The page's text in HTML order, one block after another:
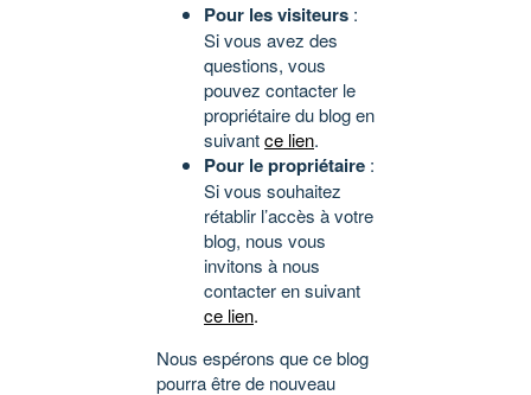
Pour les visiteurs :
Si vous avez des
questions, vous
pouvez contacter le
propriétaire du blog en
suivantce lien.
Pour le propriétaire :
Si vous souhaitez
rétablir l’accès à votre
blog, nous vous
invitons à nous
contacter en suivant
ce lien.
Nous espérons que ce blog
pourra être de nouveau